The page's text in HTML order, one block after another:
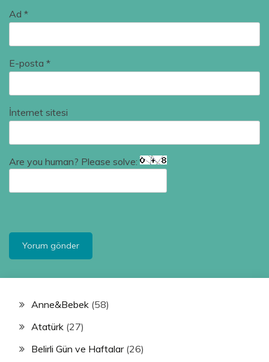
Ad *
E-posta *
İnternet sitesi
Are you human? Please solve:
Anne&Bebek (58)
Atatürk (27)
Belirli Gün ve Haftalar(26)